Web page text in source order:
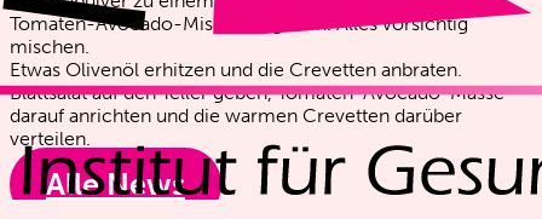
Tomaten-Avocado-Mischung geben. Alles vorsichtig
mischen.
Etwas Olivenöl erhitzen und die Crevetten anbraten.
Blattsalat auf den Teller geben, Tomaten-Avocado-Masse
darauf anrichten und die warmen Crevetten darüber
verteilen.
Alle News